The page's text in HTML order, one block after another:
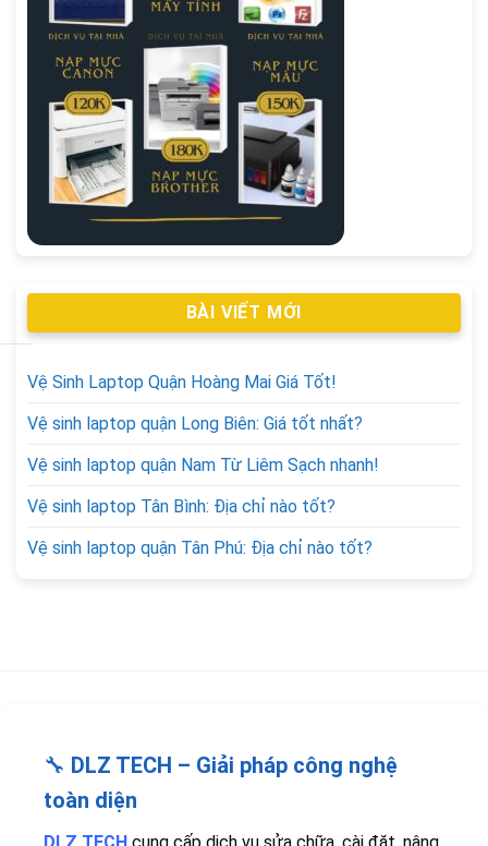
BÀI VIẾT MỚI
Vệ Sinh Laptop Quận Hoàng Mai Giá Tốt!
Vệ sinh laptop quận Long Biên: Giá tốt nhất?
Vệ sinh laptop quận Nam Từ Liêm Sạch nhanh!
Vệ sinh laptop Tân Bình: Địa chỉ nào tốt?
Vệ sinh laptop quận Tân Phú: Địa chỉ nào tốt?
🔧 DLZ TECH – Giải pháp công nghệ
toàn diện